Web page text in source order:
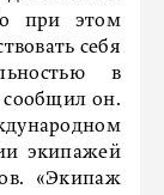
при этом
себя
в
сообщил он.
экипажей
«Экипаж